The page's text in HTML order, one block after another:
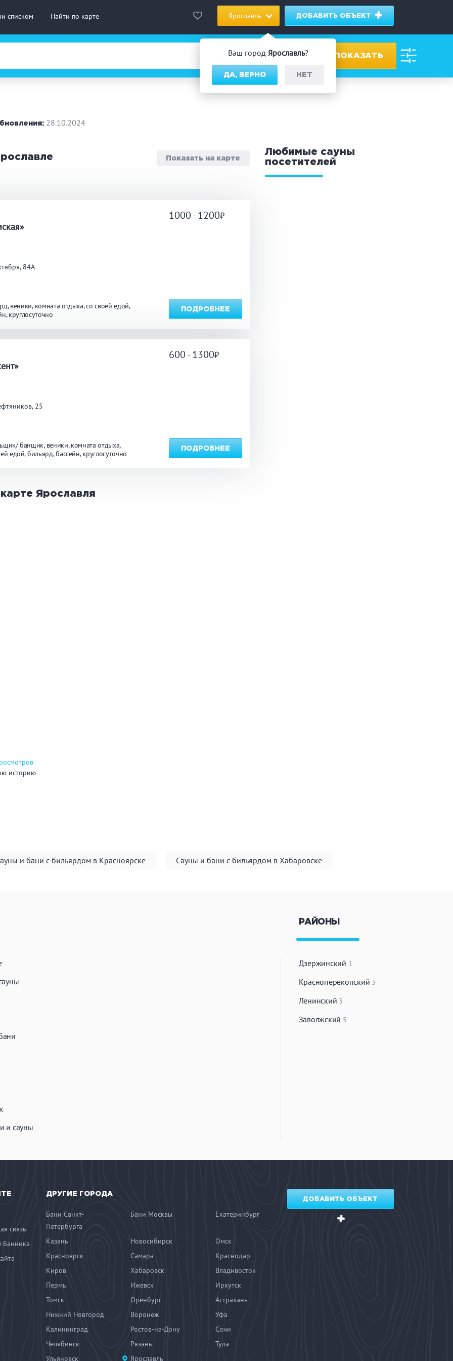
списком Найти по карте Ярославль
Ваш город Ярославль?
ДА, ВЕРНО НЕТ
ДОБАВИТЬ ОБЪЕКТ
На дровах
Гидромассаж
Бассейн на улице
Караоке Кальян
водоема
28.10.2024
Показать на карте
84А
веники комната отдыха со своей едой
круглосуточно
1000 - 1200
ПОДРОБНЕЕ
25
банщик веники комната отдыха
едой бильярд бассейн круглосуточно
600 - 1300
ПОДРОБНЕЕ
Ярославля
Любимые сауны
посетителей
историю
и бани с бильярдом в Красноярске Сауны и бани с бильярдом в Хабаровске
и сауны
РАЙОНЫ
Дзержинский 1
Красноперекопский 3
Ленинский 3
Заволжский 5
связь
Банника
ДРУГИЕ ГОРОДА
Бани Санкт-
Петербурга
Бани Москвы Екатеринбург
Казань Новосибирск
Омск
Красноярск
Самара
Краснодар
Киров
Хабаровск
Владивосток
Пермь
Ижевск
Иркутск
Томск
Оренбург
Астрахань
Нижний Новгород
Воронеж
Уфа
Калининград
Ростов-на-Дону
Сочи
Челябинск
Рязань
Тула
Ульяновск
Ярославль
ДОБАВИТЬ ОБЪЕКТ